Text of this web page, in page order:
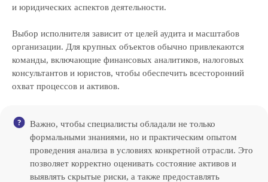
и юридических аспектов деятельности.
Выбор исполнителя зависит от целей аудита и масштабов
организации. Для крупных объектов обычно привлекаются
команды, включающие финансовых аналитиков, налоговых
консультантов и юристов, чтобы обеспечить всесторонний
охват процессов и активов.
Важно, чтобы специалисты обладали не только
формальными знаниями, но и практическим опытом
проведения анализа в условиях конкретной отрасли. Это
позволяет корректно оценивать состояние активов и
выявлять скрытые риски, а также предоставлять
ТОП-50
Скачать презентацию о компании
Скачать реквизиты компании
Скачать прайс-лист на услуги